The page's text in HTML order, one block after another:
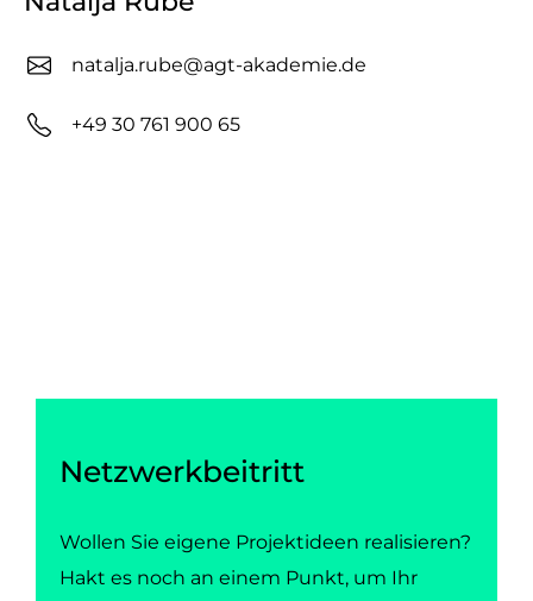
natalja.rube@agt-akademie.de
+49 30 761 900 65
Netzwerkbeitritt
Wollen Sie eigene Projektideen realisieren?
Hakt es noch an einem Punkt, um Ihr